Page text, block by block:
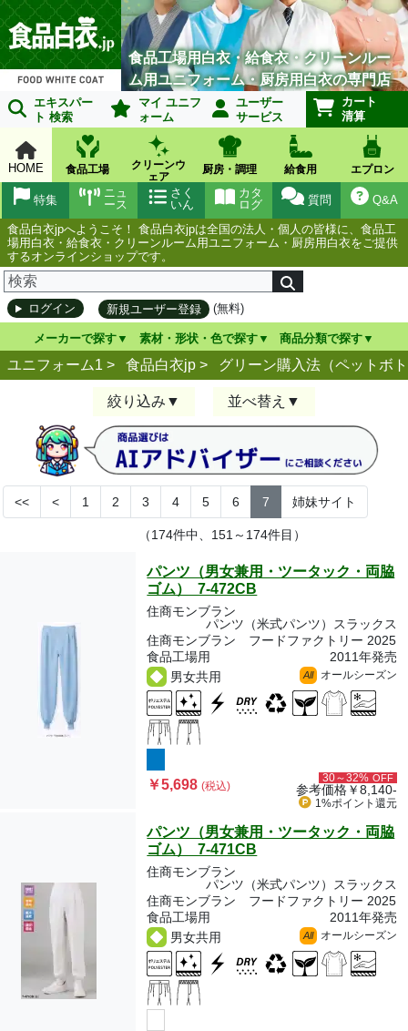
食品工場用白衣・給食衣・クリーンルー
ム用ユニフォーム・厨房用白衣の専門店
エキスパー
ト 検索
マイ ユニフ
ォーム
ユーザー
サービス
カート
清算
HOME 食品工場
クリーンウ
ェア
厨房・調理 給食用 エプロン
Q&A
質問
カタ
ログ
さく
いん
ニュ
ース
特集
食品白衣jpへようこそ！ 食品白衣jpは全国の法人・個人の皆様に、食品工
場用白衣・給食衣・クリーンルーム用ユニフォーム・厨房用白衣をご提供
するオンラインショップです。
ログイン 新規ユーザー登録 (無料)
メーカーで探す 素材・形状・色で探す 商品分類で探す
ユニフォーム1 > 食品白衣jp > グリーン購入法（ペットボ
絞り込み 並べ替え
<< < 1 2 3 4 5 6 7 姉妹サイト
（174件中、151～174件目）
パンツ（男女兼用・ツータック・両脇
ゴム） 7-472CB
住商モンブラン
パンツ（米式パンツ）スラックス
住商モンブラン フードファクトリー 2025
食品工場用
2011年発売
男女共用
All オールシーズン
￥5,698(税込)
30～32% OFF
参考価格￥8,140-
1%ポイント 還元
パンツ（男女兼用・ツータック・両脇
ゴム） 7-471CB
住商モンブラン
パンツ（米式パンツ）スラックス
住商モンブラン フードファクトリー 2025
食品工場用
2011年発売
男女共用
All オールシーズン